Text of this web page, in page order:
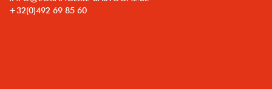
+32(0)492 69 85 60